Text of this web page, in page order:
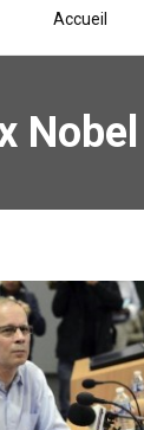
Accueil
Nobel